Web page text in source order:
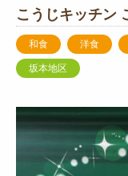
こうじキッチン
和食 洋食
坂本地区